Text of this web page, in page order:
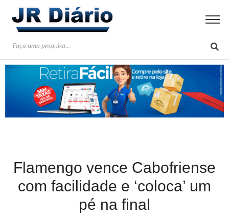
Flamengo vence Cabofriense
com facilidade e ‘coloca’ um
pé na final